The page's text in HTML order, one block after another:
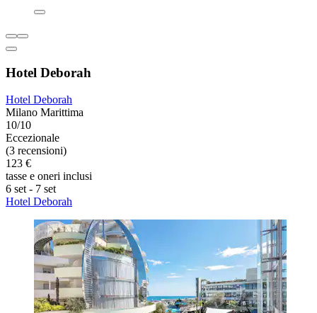
Hotel Deborah
Hotel Deborah
Milano Marittima
10/10
Eccezionale
(3 recensioni)
123 €
tasse e oneri inclusi
6 set - 7 set
Hotel Deborah